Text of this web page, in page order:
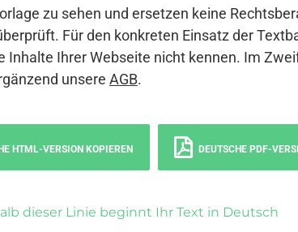
zu sehen und ersetzen keine
Für den konkreten Einsatz der
Ihrer Webseite nicht kennen. Im
unsere AGB.
HTML-VERSION KOPIEREN DEUTSCHE PDF-
dieser Linie beginnt Ihr Text in Deutsch